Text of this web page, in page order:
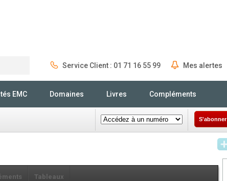
Service Client : 01 71 16 55 99 Mes alertes
EMC Domaines Livres Compléments
S'abonner
Tableaux